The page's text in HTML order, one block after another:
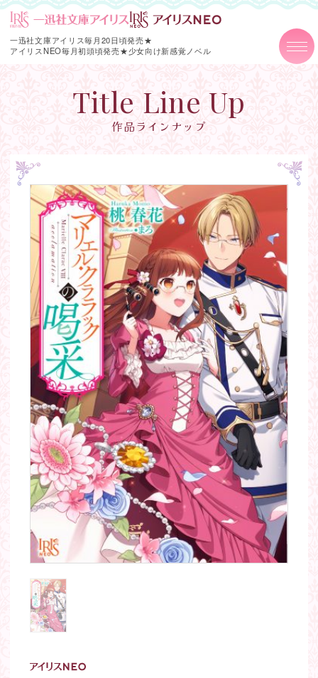
一迅社文庫アイリス毎月20日頃発売★
アイリスNEO毎月初頭頃発売★少女向け新感覚ノベル
Title Line Up
作品ラインナップ